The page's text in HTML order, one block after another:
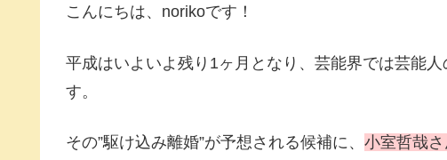
こんにちは、norikoです！
平成はいよいよ残り1ヶ月となり、芸能界では芸能人
す。
その”駆け込み離婚”が予想される候補に、 小室哲哉